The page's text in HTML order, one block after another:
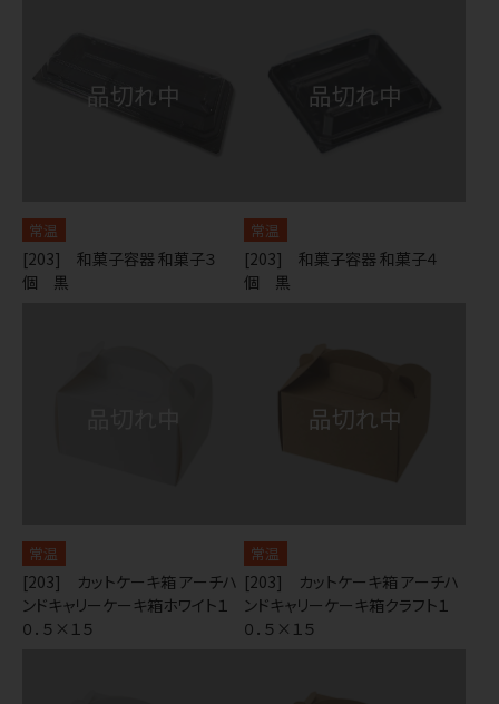
常温
[203] 和菓子容器 和菓子３
個 黒
常温
[203] 和菓子容器 和菓子４
個 黒
常温
[203] カットケーキ箱 アーチハ
ンドキャリーケーキ箱ホワイト１
０．５×１５
常温
[203] カットケーキ箱 アーチハ
ンドキャリーケーキ箱クラフト１
０．５×１５